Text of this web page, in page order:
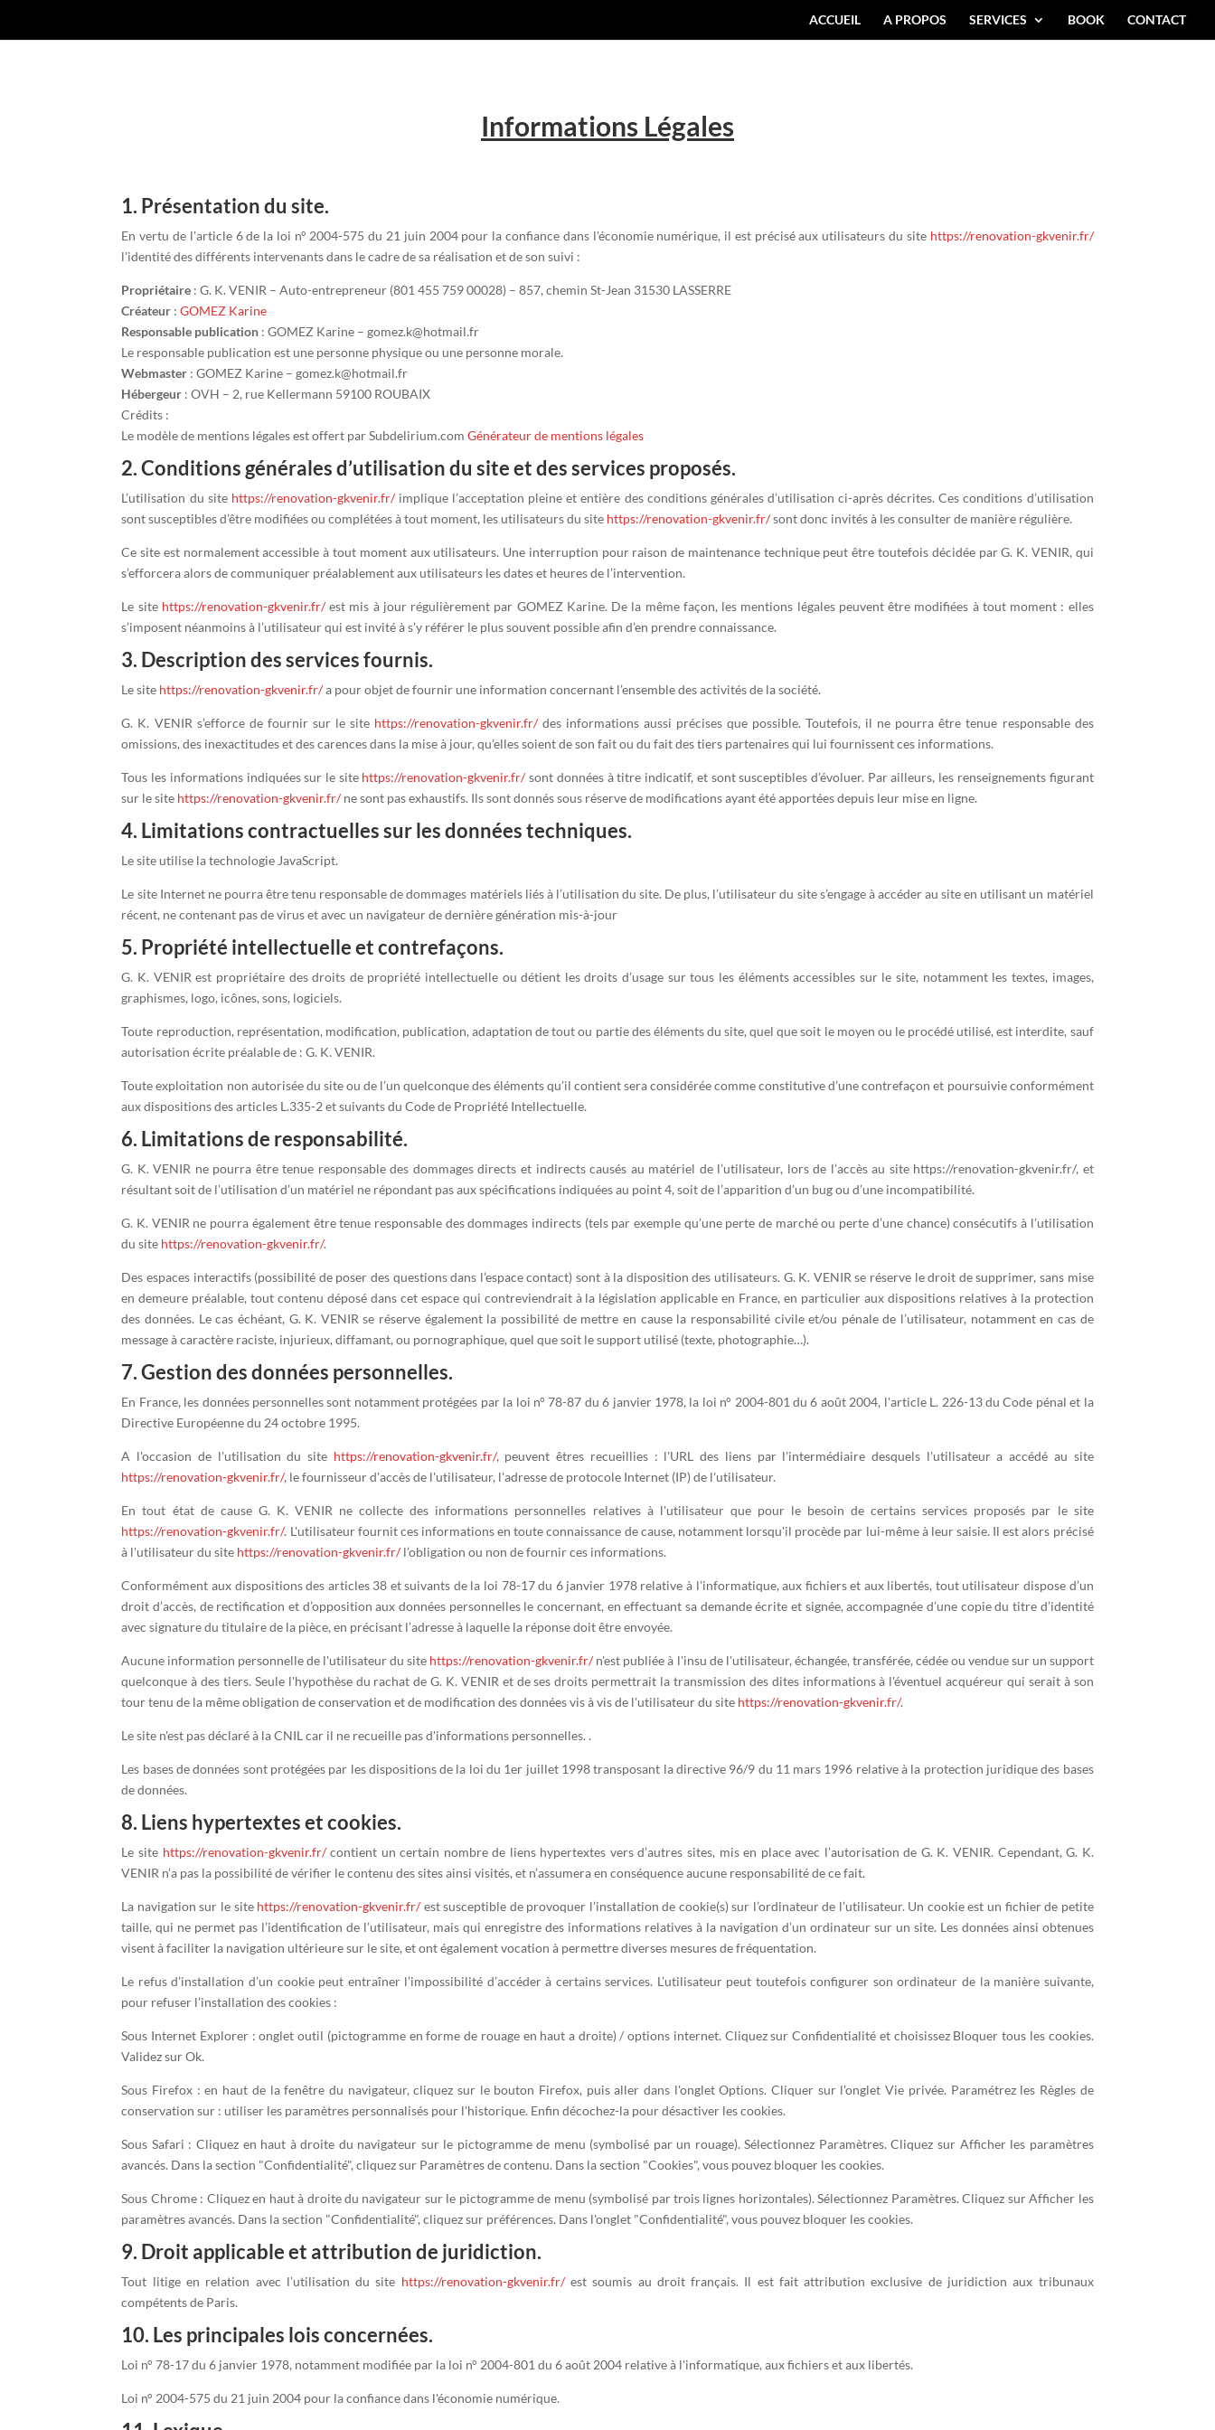
ACCUEIL A PROPOS SERVICES BOOK CONTACT
Informations Légales
1. Présentation du site.
En vertu de l'article 6 de la loi n° 2004-575 du 21 juin 2004 pour la confiance dans l'économie numérique, il est précisé aux utilisateurs du site https://renovation-gkvenir.fr/
l'identité des différents intervenants dans le cadre de sa réalisation et de son suivi :
Propriétaire : G. K. VENIR – Auto-entrepreneur (801 455 759 00028) – 857, chemin St-Jean 31530 LASSERRE
Créateur :GOMEZ Karine
Responsable publication : GOMEZ Karine – gomez.k@hotmail.fr
Le responsable publication est une personne physique ou une personne morale.
Webmaster : GOMEZ Karine – gomez.k@hotmail.fr
Hébergeur : OVH – 2, rue Kellermann 59100 ROUBAIX
Crédits :
Le modèle de mentions légales est offert par Subdelirium.comGénérateur de mentions légales
2. Conditions générales d’utilisation du site et des services proposés.
L’utilisation du site https://renovation-gkvenir.fr/implique l’acceptation pleine et entière des conditions générales d’utilisation ci-après décrites. Ces conditions d’utilisation
sont susceptibles d’être modifiées ou complétées à tout moment, les utilisateurs du site https://renovation-gkvenir.fr/sont donc invités à les consulter de manière régulière.
Ce site est normalement accessible à tout moment aux utilisateurs. Une interruption pour raison de maintenance technique peut être toutefois décidée par G. K. VENIR, qui
s’efforcera alors de communiquer préalablement aux utilisateurs les dates et heures de l’intervention.
Le site https://renovation-gkvenir.fr/est mis à jour régulièrement par GOMEZ Karine. De la même façon, les mentions légales peuvent être modifiées à tout moment : elles
s’imposent néanmoins à l’utilisateur qui est invité à s’y référer le plus souvent possible afin d’en prendre connaissance.
3. Description des services fournis.
Le site https://renovation-gkvenir.fr/a pour objet de fournir une information concernant l’ensemble des activités de la société.
G. K. VENIR s’efforce de fournir sur le site https://renovation-gkvenir.fr/des informations aussi précises que possible. Toutefois, il ne pourra être tenue responsable des
omissions, des inexactitudes et des carences dans la mise à jour, qu’elles soient de son fait ou du fait des tiers partenaires qui lui fournissent ces informations.
Tous les informations indiquées sur le site https://renovation-gkvenir.fr/sont données à titre indicatif, et sont susceptibles d’évoluer. Par ailleurs, les renseignements figurant
sur le site https://renovation-gkvenir.fr/ne sont pas exhaustifs. Ils sont donnés sous réserve de modifications ayant été apportées depuis leur mise en ligne.
4. Limitations contractuelles sur les données techniques.
Le site utilise la technologie JavaScript.
Le site Internet ne pourra être tenu responsable de dommages matériels liés à l’utilisation du site. De plus, l’utilisateur du site s’engage à accéder au site en utilisant un matériel
récent, ne contenant pas de virus et avec un navigateur de dernière génération mis-à-jour
5. Propriété intellectuelle et contrefaçons.
G. K. VENIR est propriétaire des droits de propriété intellectuelle ou détient les droits d’usage sur tous les éléments accessibles sur le site, notamment les textes, images,
graphismes, logo, icônes, sons, logiciels.
Toute reproduction, représentation, modification, publication, adaptation de tout ou partie des éléments du site, quel que soit le moyen ou le procédé utilisé, est interdite, sauf
autorisation écrite préalable de : G. K. VENIR.
Toute exploitation non autorisée du site ou de l’un quelconque des éléments qu’il contient sera considérée comme constitutive d’une contrefaçon et poursuivie conformément
aux dispositions des articles L.335-2 et suivants du Code de Propriété Intellectuelle.
6. Limitations de responsabilité.
G. K. VENIR ne pourra être tenue responsable des dommages directs et indirects causés au matériel de l’utilisateur, lors de l’accès au site https://renovation-gkvenir.fr/, et
résultant soit de l’utilisation d’un matériel ne répondant pas aux spécifications indiquées au point 4, soit de l’apparition d’un bug ou d’une incompatibilité.
G. K. VENIR ne pourra également être tenue responsable des dommages indirects (tels par exemple qu’une perte de marché ou perte d’une chance) consécutifs à l’utilisation
du site https://renovation-gkvenir.fr/.
Des espaces interactifs (possibilité de poser des questions dans l’espace contact) sont à la disposition des utilisateurs. G. K. VENIR se réserve le droit de supprimer, sans mise
en demeure préalable, tout contenu déposé dans cet espace qui contreviendrait à la législation applicable en France, en particulier aux dispositions relatives à la protection
des données. Le cas échéant, G. K. VENIR se réserve également la possibilité de mettre en cause la responsabilité civile et/ou pénale de l’utilisateur, notamment en cas de
message à caractère raciste, injurieux, diffamant, ou pornographique, quel que soit le support utilisé (texte, photographie…).
7. Gestion des données personnelles.
En France, les données personnelles sont notamment protégées par la loi n° 78-87 du 6 janvier 1978, la loi n° 2004-801 du 6 août 2004, l'article L. 226-13 du Code pénal et la
Directive Européenne du 24 octobre 1995.
A l'occasion de l'utilisation du site https://renovation-gkvenir.fr/, peuvent êtres recueillies : l'URL des liens par l'intermédiaire desquels l'utilisateur a accédé au site
https://renovation-gkvenir.fr/, le fournisseur d'accès de l'utilisateur, l'adresse de protocole Internet (IP) de l'utilisateur.
En tout état de cause G. K. VENIR ne collecte des informations personnelles relatives à l'utilisateur que pour le besoin de certains services proposés par le site
https://renovation-gkvenir.fr/. L'utilisateur fournit ces informations en toute connaissance de cause, notamment lorsqu'il procède par lui-même à leur saisie. Il est alors précisé
à l'utilisateur du site https://renovation-gkvenir.fr/l’obligation ou non de fournir ces informations.
Conformément aux dispositions des articles 38 et suivants de la loi 78-17 du 6 janvier 1978 relative à l’informatique, aux fichiers et aux libertés, tout utilisateur dispose d’un
droit d’accès, de rectification et d’opposition aux données personnelles le concernant, en effectuant sa demande écrite et signée, accompagnée d’une copie du titre d’identité
avec signature du titulaire de la pièce, en précisant l’adresse à laquelle la réponse doit être envoyée.
Aucune information personnelle de l'utilisateur du site https://renovation-gkvenir.fr/n'est publiée à l'insu de l'utilisateur, échangée, transférée, cédée ou vendue sur un support
quelconque à des tiers. Seule l'hypothèse du rachat de G. K. VENIR et de ses droits permettrait la transmission des dites informations à l'éventuel acquéreur qui serait à son
tour tenu de la même obligation de conservation et de modification des données vis à vis de l'utilisateur du site https://renovation-gkvenir.fr/.
Le site n'est pas déclaré à la CNIL car il ne recueille pas d'informations personnelles. .
Les bases de données sont protégées par les dispositions de la loi du 1er juillet 1998 transposant la directive 96/9 du 11 mars 1996 relative à la protection juridique des bases
de données.
8. Liens hypertextes et cookies.
Le site https://renovation-gkvenir.fr/contient un certain nombre de liens hypertextes vers d’autres sites, mis en place avec l’autorisation de G. K. VENIR. Cependant, G. K.
VENIR n’a pas la possibilité de vérifier le contenu des sites ainsi visités, et n’assumera en conséquence aucune responsabilité de ce fait.
La navigation sur le site https://renovation-gkvenir.fr/est susceptible de provoquer l’installation de cookie(s) sur l’ordinateur de l’utilisateur. Un cookie est un fichier de petite
taille, qui ne permet pas l’identification de l’utilisateur, mais qui enregistre des informations relatives à la navigation d’un ordinateur sur un site. Les données ainsi obtenues
visent à faciliter la navigation ultérieure sur le site, et ont également vocation à permettre diverses mesures de fréquentation.
Le refus d’installation d’un cookie peut entraîner l’impossibilité d’accéder à certains services. L’utilisateur peut toutefois configurer son ordinateur de la manière suivante,
pour refuser l’installation des cookies :
Sous Internet Explorer : onglet outil (pictogramme en forme de rouage en haut a droite) / options internet. Cliquez sur Confidentialité et choisissez Bloquer tous les cookies.
Validez sur Ok.
Sous Firefox : en haut de la fenêtre du navigateur, cliquez sur le bouton Firefox, puis aller dans l'onglet Options. Cliquer sur l'onglet Vie privée. Paramétrez les Règles de
conservation sur : utiliser les paramètres personnalisés pour l'historique. Enfin décochez-la pour désactiver les cookies.
Sous Safari : Cliquez en haut à droite du navigateur sur le pictogramme de menu (symbolisé par un rouage). Sélectionnez Paramètres. Cliquez sur Afficher les paramètres
avancés. Dans la section "Confidentialité", cliquez sur Paramètres de contenu. Dans la section "Cookies", vous pouvez bloquer les cookies.
Sous Chrome : Cliquez en haut à droite du navigateur sur le pictogramme de menu (symbolisé par trois lignes horizontales). Sélectionnez Paramètres. Cliquez sur Afficher les
paramètres avancés. Dans la section "Confidentialité", cliquez sur préférences. Dans l'onglet "Confidentialité", vous pouvez bloquer les cookies.
9. Droit applicable et attribution de juridiction.
Tout litige en relation avec l’utilisation du site https://renovation-gkvenir.fr/est soumis au droit français. Il est fait attribution exclusive de juridiction aux tribunaux
compétents de Paris.
10. Les principales lois concernées.
Loi n° 78-17 du 6 janvier 1978, notamment modifiée par la loi n° 2004-801 du 6 août 2004 relative à l'informatique, aux fichiers et aux libertés.
Loi n° 2004-575 du 21 juin 2004 pour la confiance dans l'économie numérique.